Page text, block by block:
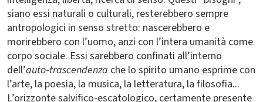
siano essi naturali o culturali, resterebbero sempre
antropologici in senso stretto: nascerebbero e
morirebbero con l’uomo, anzi con l’intera umanità come
corpo sociale. Essi sarebbero confinati all’interno
dell’auto-trascendenza che lo spirito umano esprime con
l’arte, la poesia, la musica, la letteratura, la filosofia...
L’orizzonte salvifico-escatologico, certamente presente